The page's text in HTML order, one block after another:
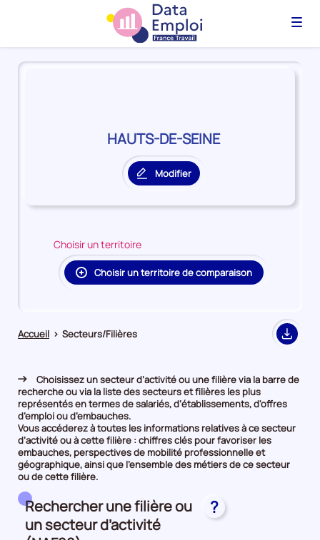
Menu
Panorama
HAUTS-DE-SEINE
Modifier
le
principal
Choisir un territoire
Choisir un territoire de comparaison
Accueil > Secteurs/Filières Export
Choisissez un secteur d’activité ou une filière via la barre de
recherche ou via la liste des secteurs et filières les plus
représentés en termes de salariés, d’établissements, d'offres
d’emploi ou d’embauches.
Vous accéderez à toutes les informations relatives à ce secteur
d’activité ou à cette filière : chiffres clés pour favoriser les
embauches, perspectives de mobilité professionnelle et
géographique, ainsi que l’ensemble des métiers de ce secteur
ou de cette filière.
Rechercher une filière ou
un secteur d’activité
?